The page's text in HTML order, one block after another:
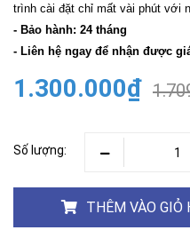
trình cài đặt chỉ mất vài phút với
- Bảo hành: 24 tháng
- Liên hệ ngay để nhận được
1.300.000₫
Số lượng:
THÊM VÀO GIỎ